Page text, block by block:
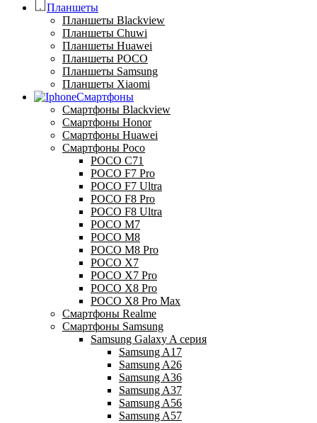
Планшеты
Планшеты Blackview
Планшеты Chuwi
Планшеты Huawei
Планшеты POCO
Планшеты Samsung
Планшеты Xiaomi
Смартфоны
Смартфоны Blackview
Смартфоны Honor
Смартфоны Huawei
Смартфоны Poco
POCO C71
POCO F7 Pro
POCO F7 Ultra
POCO F8 Pro
POCO F8 Ultra
POCO M7
POCO M8
POCO M8 Pro
POCO X7
POCO X7 Pro
POCO X8 Pro
POCO X8 Pro Max
Смартфоны Realme
Смартфоны Samsung
Samsung Galaxy A серия
Samsung A17
Samsung A26
Samsung A36
Samsung A37
Samsung A56
Samsung A57